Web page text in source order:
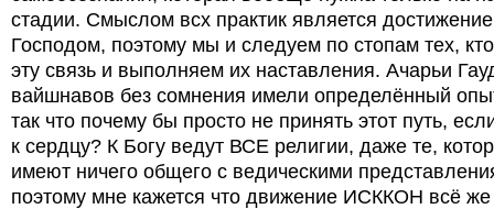
стадии. Смыслом всх практик является
Господом, поэтому мы и следуем по стопам тех,
эту связь и выполняем их наставления. Ачарьи
вайшнавов без сомнения имели определённый
так что почему бы просто не принять этот путь,
к сердцу? К Богу ведут ВСЕ религии, даже те,
имеют ничего общего с ведическими
поэтому мне кажется что движение ИСККОН всё